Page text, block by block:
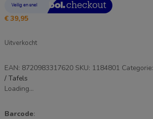
€39,95
Uitverkocht
EAN: 8720983317620 SKU: 1184801 Categorie:
/ Tafels
Loading...
Barcode: